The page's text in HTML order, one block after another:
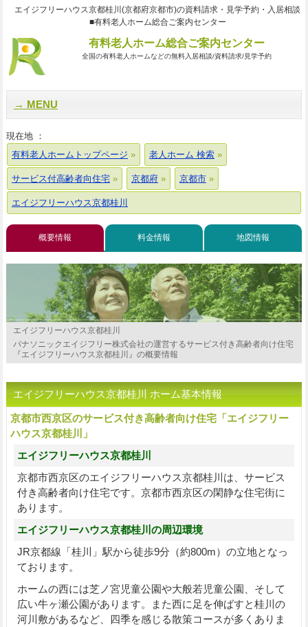
エイジフリーハウス京都桂川(京都府京都市)の資料請求・見学予約・入居相談
■有料老人ホーム総合ご案内センター
有料老人ホーム総合ご案内センター
全国の有料老人ホームなどの無料入居相談/資料請求/見学予約
MENU
現在地 ：
有料老人ホームトップページ
老人ホーム 検索
サービス付高齢者向住宅 京都府 京都市
エイジフリーハウス京都桂川
概要情報 料金情報 地図情報
エイジフリーハウス京都桂川
パナソニックエイジフリー株式会社の運営するサービス付き高齢者向け住宅
『エイジフリーハウス京都桂川』の概要情報
エイジフリーハウス京都桂川 ホーム基本情報
京都市西京区のサービス付き高齢者向け住宅「エイジフリー
ハウス京都桂川」
エイジフリーハウス京都桂川
京都市西京区のエイジフリーハウス京都桂川は、サービス
付き高齢者向け住宅です。京都市西京区の閑静な住宅街に
あります。
エイジフリーハウス京都桂川の周辺環境
JR京都線「桂川」駅から徒歩9分（約800m）の立地となっ
ております。
ホームの西には芝ノ宮児童公園や大般若児童公園、そして
広い牛ヶ瀬公園があります。また西に足を伸ばすと桂川の
河川敷があるなど、四季を感じる散策コースが多くありま